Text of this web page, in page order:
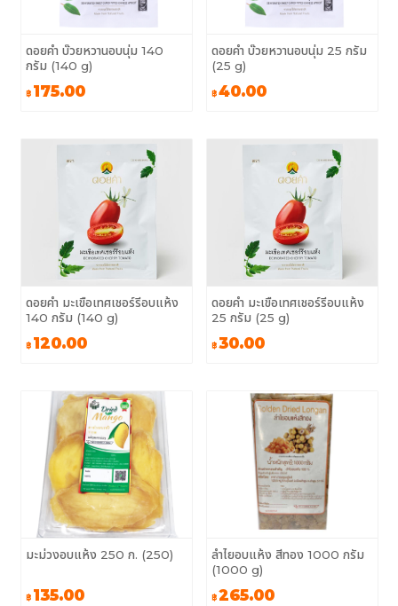
ดอยคำ บ๊วยหวานอบนุ่ม 140
กรัม (140 g)
฿ 175.00
ดอยคำ บ๊วยหวานอบนุ่ม 25 กรัม
(25 g)
฿40.00
ดอยคำ มะเขือเทศเชอร์รีอบแห้ง
140 กรัม (140 g)
฿ 120.00
ดอยคำ มะเขือเทศเชอร์รีอบแห้ง
25 กรัม (25 g)
฿30.00
มะม่วงอบแห้ง 250 ก. (250)
฿ 135.00
ลำไยอบแห้ง สีทอง 1000 กรัม
(1000 g)
฿265.00